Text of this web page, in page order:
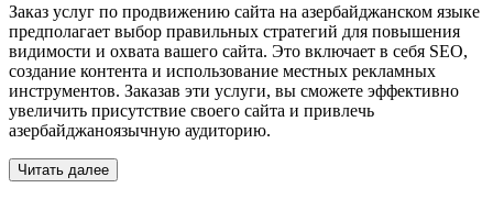
Заказ услуг по продвижению сайта на азербайджанском языке
предполагает выбор правильных стратегий для повышения
видимости и охвата вашего сайта. Это включает в себя SEO,
создание контента и использование местных рекламных
инструментов. Заказав эти услуги, вы сможете эффективно
увеличить присутствие своего сайта и привлечь
азербайджаноязычную аудиторию.
Читать далее